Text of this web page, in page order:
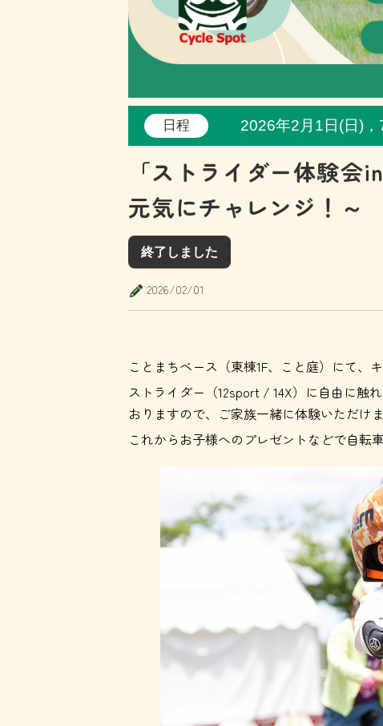
日程 2026年2月1日(日)
「ストライダー体験会
元気にチャレンジ！～
終了しました
2026/02/01
ことまちベース（東棟1F、こと庭）にて、
ストライダー（12sport / 14X）に自由に触
おりますので、ご家族一緒に体験いただけま
これからお子様へのプレゼントなどで自転